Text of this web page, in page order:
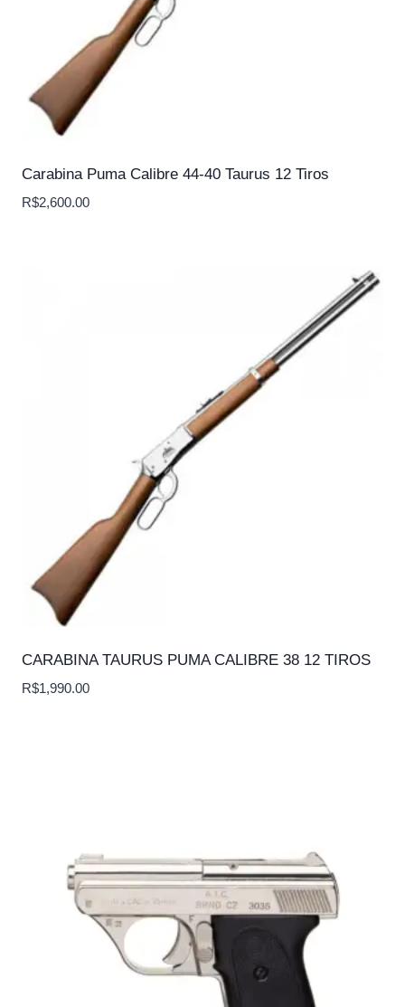
Carabina Puma Calibre 44-40 Taurus 12 Tiros
R$2,600.00
CARABINA TAURUS PUMA CALIBRE 38 12 TIROS
R$1,990.00